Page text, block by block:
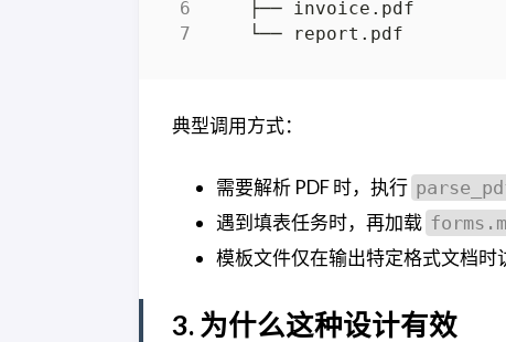
典型调用方式：
需要解析 PDF 时，执行
遇到填表任务时，再加载
模板文件仅在输出特定格式文档时
3. 为什么这种设计有效